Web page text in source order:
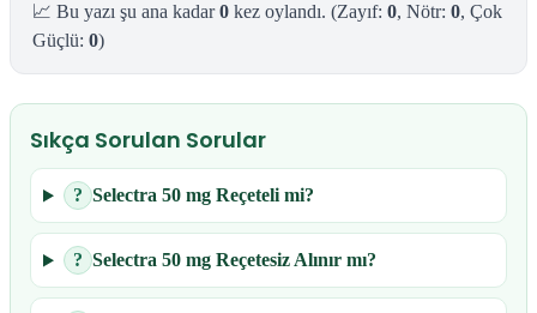
📈 Bu yazı şu ana kadar0 kez oylandı. (Zayıf: 0, Nötr: 0, Çok
Güçlü: 0)
Sıkça Sorulan Sorular
? Selectra 50 mg Reçeteli mi?
? Selectra 50 mg Reçetesiz Alınır mı?